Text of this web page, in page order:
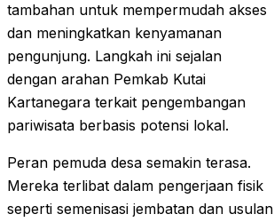
tambahan untuk mempermudah akses
dan meningkatkan kenyamanan
pengunjung. Langkah ini sejalan
dengan arahan Pemkab Kutai
Kartanegara terkait pengembangan
pariwisata berbasis potensi lokal.
Peran pemuda desa semakin terasa.
Mereka terlibat dalam pengerjaan fisik
seperti semenisasi jembatan dan usulan